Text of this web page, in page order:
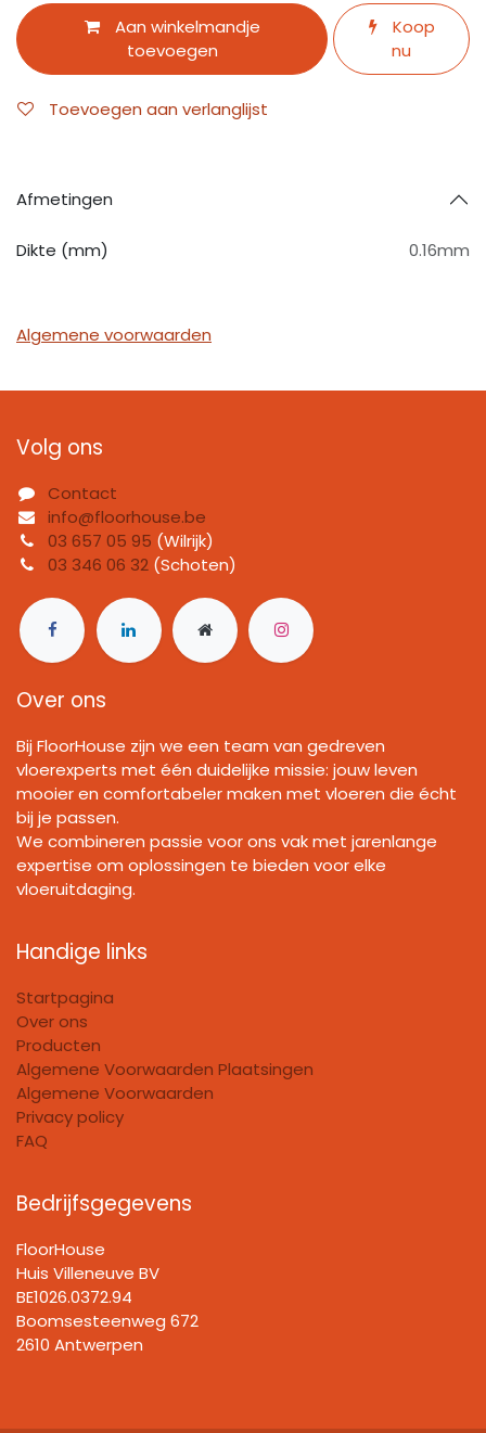
Aan winkelmandje
toevoegen
Koop
nu
Toevoegen aan verlanglijst
Afmetingen
Dikte (mm) 0.16mm
Algemene voorwaarden
Volg ons
Contact
info@floorhouse.be
03 657 05 95 (Wilrijk)
03 346 06 32 (Schoten)
Over ons
Bij FloorHouse zijn we een team van gedreven
vloerexperts met één duidelijke missie: jouw leven
mooier en comfortabeler maken met vloeren die écht
bij je passen.
We combineren passie voor ons vak met jarenlange
expertise om oplossingen te bieden voor elke
vloeruitdaging.
Handige links
Startpagina
Over ons
Producten
Algemene Voorwaarden Plaatsingen
Algemene Voorwaarden
Privacy policy
FAQ
Bedrijfsgegevens
FloorHouse
Huis Villeneuve BV​
BE1026.0372.94
Boomsesteenweg 672
2610 Antwerpen